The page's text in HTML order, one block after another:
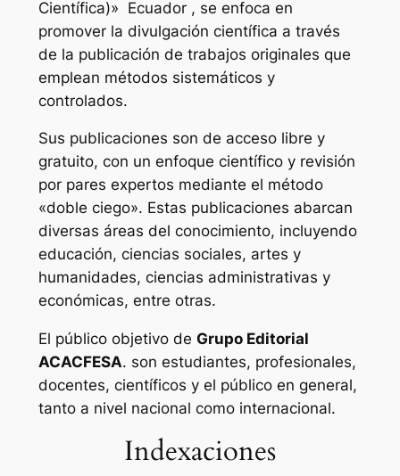
Científica)» Ecuador , se enfoca en
promover la divulgación científica a través
de la publicación de trabajos originales que
emplean métodos sistemáticos y
controlados.
Sus publicaciones son de acceso libre y
gratuito, con un enfoque científico y revisión
por pares expertos mediante el método
«doble ciego». Estas publicaciones abarcan
diversas áreas del conocimiento, incluyendo
educación, ciencias sociales, artes y
humanidades, ciencias administrativas y
económicas, entre otras.
El público objetivo de Grupo Editorial
ACACFESA. son estudiantes, profesionales,
docentes, científicos y el público en general,
tanto a nivel nacional como internacional.
Indexaciones